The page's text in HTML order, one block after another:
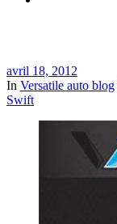
avril 18, 2012
In Versatile auto blog
Swift